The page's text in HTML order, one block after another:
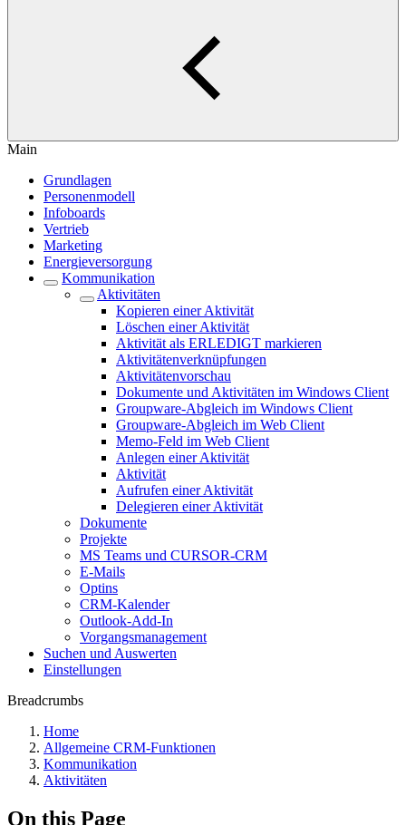
Main
Grundlagen
Personenmodell
Infoboards
Vertrieb
Marketing
Energieversorgung
Kommunikation
Aktivitäten
Kopieren einer Aktivität
Löschen einer Aktivität
Aktivität als ERLEDIGT markieren
Aktivitätenverknüpfungen
Aktivitätenvorschau
Dokumente und Aktivitäten im Windows Client
Groupware-Abgleich im Windows Client
Groupware-Abgleich im Web Client
Memo-Feld im Web Client
Anlegen einer Aktivität
Aktivität
Aufrufen einer Aktivität
Delegieren einer Aktivität
Dokumente
Projekte
MS Teams und CURSOR-CRM
E-Mails
Optins
CRM-Kalender
Outlook-Add-In
Vorgangsmanagement
Suchen und Auswerten
Einstellungen
Breadcrumbs
Home
Allgemeine CRM-Funktionen
Kommunikation
Aktivitäten
On this Page